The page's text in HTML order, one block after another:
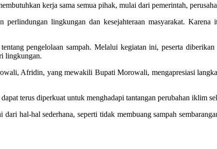
kerja sama semua pihak, mulai dari pemerintah,
lingkungan dan kesejahteraan masyarakat.
pengelolaan sampah. Melalui kegiatan ini, peserta
lingkungan.
Afridin, yang mewakili Bupati Morowali, mengapresiasi
terus diperkuat untuk menghadapi tantangan perubahan iklim
hal-hal sederhana, seperti tidak membuang sampah